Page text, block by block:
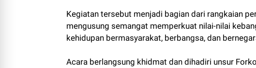
Kegiatan tersebut menjadi bagian dari rangkaian
mengusung semangat memperkuat nilai-nilai
kehidupan bermasyarakat, berbangsa, dan
Acara berlangsung khidmat dan dihadiri unsur